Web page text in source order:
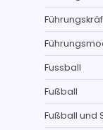
Fussball
Fußball
Fußball und